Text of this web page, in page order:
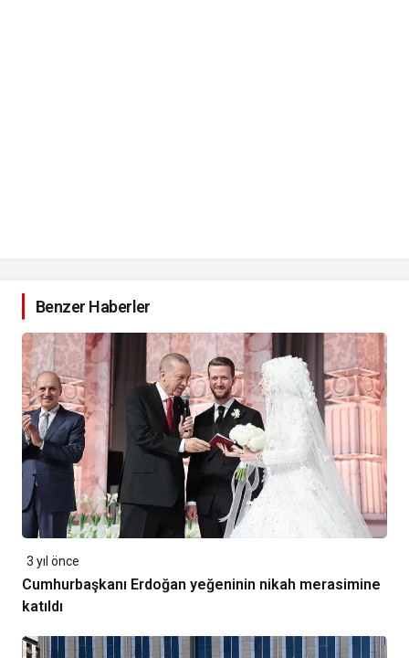
Benzer Haberler
3 yıl önce
Cumhurbaşkanı Erdoğan yeğeninin nikah merasimine
katıldı